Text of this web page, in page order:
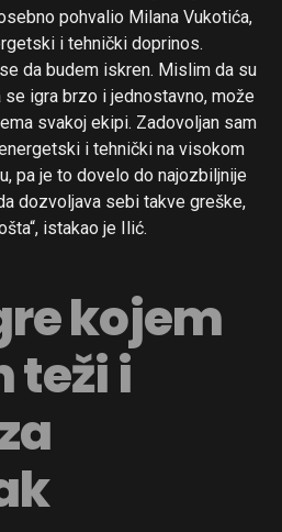
pohvalio Milana Vukotića,
i tehnički doprinos.
da budem iskren. Mislim da su
igra brzo i jednostavno, može
svakoj ekipi. Zadovoljan sam
i tehnički na visokom
pa je to dovelo do najozbiljnije
dozvoljava sebi takve greške,
istakao je Ilić.
kojem
teži i